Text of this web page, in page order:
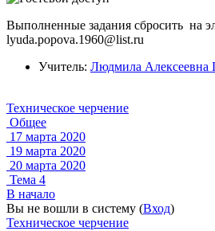
Выполненные задания сбросить на
lyuda.popova.1960@list.ru
Учитель: Людмила Алексеевна
Техническое черчение
Общее
17 марта 2020
19 марта 2020
20 марта 2020
Тема 4
В начало
Вы не вошли в систему (Вход)
Техническое черчение